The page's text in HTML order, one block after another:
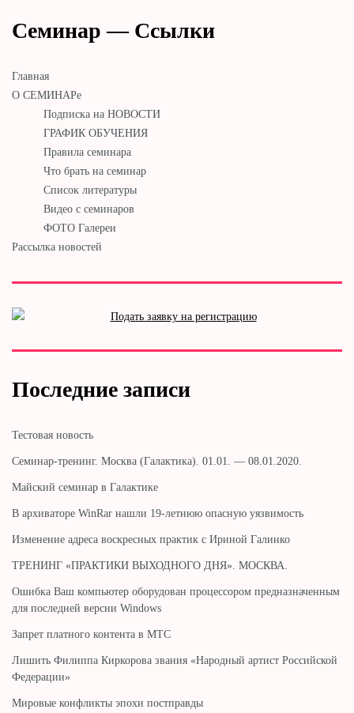
Семинар — Ссылки
Главная
О СЕМИНАРе
Подписка на НОВОСТИ
ГРАФИК ОБУЧЕНИЯ
Правила семинара
Что брать на семинар
Список литературы
Видео с семинаров
ФОТО Галереи
Рассылка новостей
Последние записи
Тестовая новость
Cеминар-тренинг. Москва (Галактика). 01.01. — 08.01.2020.
Майский семинар в Галактике
В архиваторе WinRar нашли 19-летнюю опасную уязвимость
Изменение адреса воскресных практик с Ириной Галинко
ТРЕНИНГ «ПРАКТИКИ ВЫХОДНОГО ДНЯ». МОСКВА.
Ошибка Ваш компьютер оборудован процессором предназначенным
для последней версии Windows
Запрет платного контента в МТС
Лишить Филиппа Киркорова звания «Народный артист Российской
Федерации»
Мировые конфликты эпохи постправды